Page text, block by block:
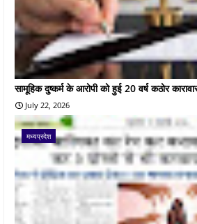
सामूहिक दुष्कर्म के आरोपी को हुई 20 वर्ष कठोर
July 22, 2026
मध्यप्रदेश